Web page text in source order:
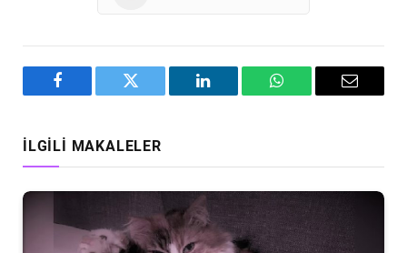
Facebook Twitter LinkedIn WhatsAppEmail
İLGILI MAKALELER